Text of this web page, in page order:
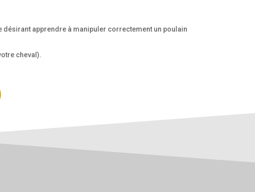
désirant apprendre à manipuler correctement un poulain
cheval).